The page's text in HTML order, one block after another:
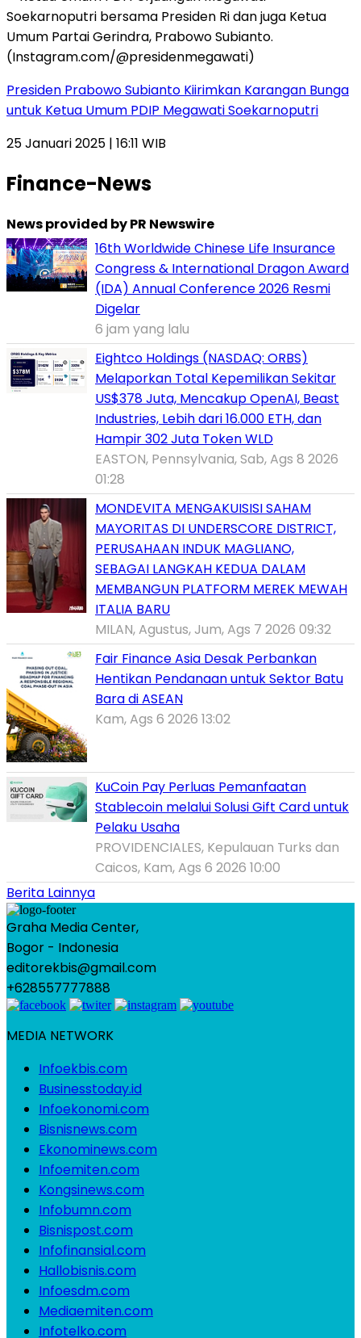
Presiden Prabowo Subianto Kiirimkan Karangan Bunga
untuk Ketua Umum PDIP Megawati Soekarnoputri
25 Januari 2025 | 16:11 WIB
Finance-News
News provided by PR Newswire
16th Worldwide Chinese Life Insurance
Congress & International Dragon Award
(IDA) Annual Conference 2026 Resmi
Digelar
6 jam yang lalu
Eightco Holdings (NASDAQ: ORBS)
Melaporkan Total Kepemilikan Sekitar
US$378 Juta, Mencakup OpenAI, Beast
Industries, Lebih dari 16.000 ETH, dan
Hampir 302 Juta Token WLD
EASTON, Pennsylvania, Sab, Ags 8 2026
01:28
MONDEVITA MENGAKUISISI SAHAM
MAYORITAS DI UNDERSCORE DISTRICT,
PERUSAHAAN INDUK MAGLIANO,
SEBAGAI LANGKAH KEDUA DALAM
MEMBANGUN PLATFORM MEREK MEWAH
ITALIA BARU
MILAN, Agustus, Jum, Ags 7 2026 09:32
Fair Finance Asia Desak Perbankan
Hentikan Pendanaan untuk Sektor Batu
Bara di ASEAN
Kam, Ags 6 2026 13:02
KuCoin Pay Perluas Pemanfaatan
Stablecoin melalui Solusi Gift Card untuk
Pelaku Usaha
PROVIDENCIALES, Kepulauan Turks dan
Caicos, Kam, Ags 6 2026 10:00
Berita Lainnya
Graha Media Center,
Bogor - Indonesia
editorekbis@gmail.com
+628557777888
MEDIA NETWORK
Infoekbis.com
Businesstoday.id
Infoekonomi.com
Bisnisnews.com
Ekonominews.com
Infoemiten.com
Kongsinews.com
Infobumn.com
Bisnispost.com
Infofinansial.com
Hallobisnis.com
Infoesdm.com
Mediaemiten.com
Infotelko.com